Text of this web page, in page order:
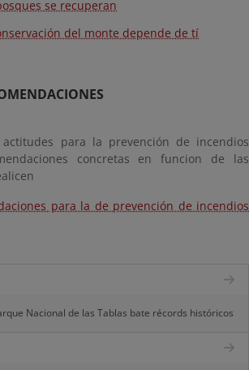
se recuperan
del monte depende de tí
actitudes para la prevención de incendios
concretas en funcion de las
para la de prevención de incendios
Nacional de las Tablas bate récords históricos